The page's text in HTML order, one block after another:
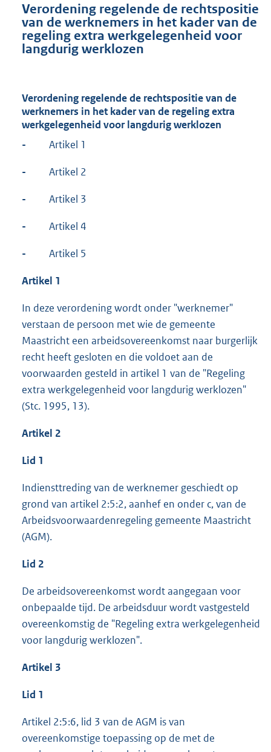
Verordening regelende de rechtspositie
van de werknemers in het kader van de
regeling extra werkgelegenheid voor
langdurig werklozen
Verordening regelende de rechtspositie van de
werknemers in het kader van de regeling extra
werkgelegenheid voor langdurig werklozen
-
Artikel 1
- Artikel 2
- Artikel 3
- Artikel 4
- Artikel 5
Artikel 1
In deze verordening wordt onder "werknemer"
verstaan de persoon met wie de gemeente
Maastricht een arbeidsovereenkomst naar burgerlijk
recht heeft gesloten en die voldoet aan de
voorwaarden gesteld in artikel 1 van de "Regeling
extra werkgelegenheid voor langdurig werklozen"
(Stc. 1995, 13).
Artikel 2
Lid 1
Indiensttreding van de werknemer geschiedt op
grond van artikel 2:5:2, aanhef en onder c, van de
Arbeidsvoorwaardenregeling gemeente Maastricht
(AGM).
Lid 2
De arbeidsovereenkomst wordt aangegaan voor
onbepaalde tijd. De arbeidsduur wordt vastgesteld
overeenkomstig de "Regeling extra werkgelegenheid
voor langdurig werklozen".
Artikel 3
Lid 1
Artikel 2:5:6, lid 3 van de AGM is van
overeenkomstige toepassing op de met de